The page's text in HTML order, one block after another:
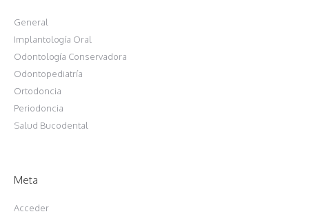
General
Implantología Oral
Odontología Conservadora
Odontopediatría
Ortodoncia
Periodoncia
Salud Bucodental
Meta
Acceder